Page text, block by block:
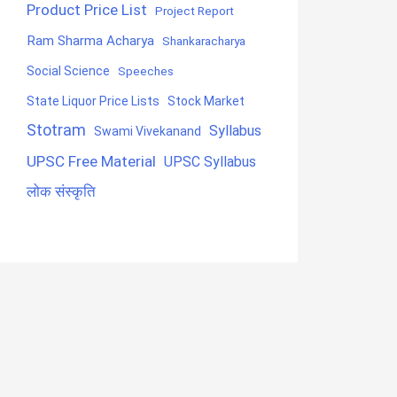
Product Price List Project Report
Ram Sharma Acharya Shankaracharya
Social Science Speeches
State Liquor Price Lists Stock Market
Stotram Swami Vivekanand Syllabus
UPSC Free Material UPSC Syllabus
लोक संस्कृति